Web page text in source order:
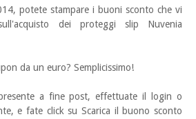
potete stampare i buoni sconto che vi
dei proteggi slip Nuvenia
da un euro? Semplicissimo!
a fine post, effettuate il login o
e fate click su Scarica il buono sconto